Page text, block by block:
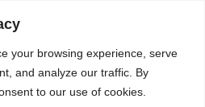
your browsing experience, serve
and analyze our traffic. By
to our use of cookies.
2026